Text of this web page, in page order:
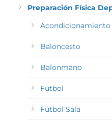
Preparación Física
Baloncesto
Balonmano
Fútbol
Fútbol Sala